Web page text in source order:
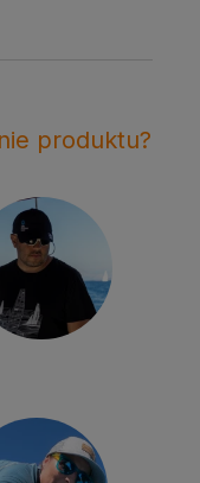
produktu?